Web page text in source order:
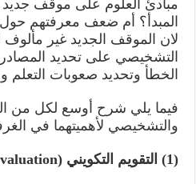
مبادئ العلوم على موقف جديد
المبدأ؟ أم ضعف معرفتهم
لان الموقف الجديد غير مألوف
التشخيصي على تحديد
الخطأ وتحديد صعوبات التعلم
فيما يلي شرح أوسع لكل من
والتشخيصي لأهميتهما في
(1) التقويم التكويني (Formative Evaluation) :